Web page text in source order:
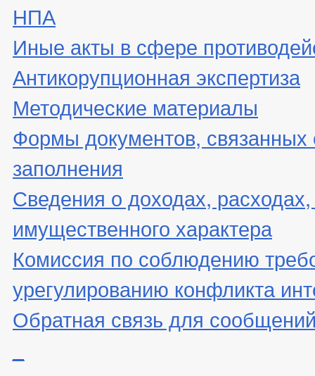
НПА
Иные акты в сфере
Антикорупционная экспертиза
Методические материалы
Формы документов, связанных
заполнения
Сведения о доходах,
имущественного характера
Комиссия по соблюдению
урегулированию конфликта
Обратная связь для